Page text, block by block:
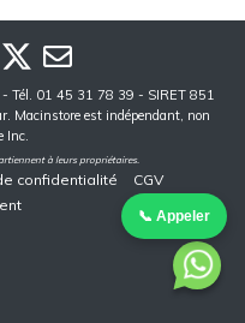
Tél. 01 45 31 78 39 - SIRET 851
Macinstore est indépendant, non
Inc.
à leurs propriétaires.
confidentialité
CGV
📞 Appeler